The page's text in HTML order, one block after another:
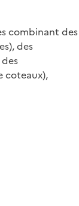
combinant des
des
coteaux),